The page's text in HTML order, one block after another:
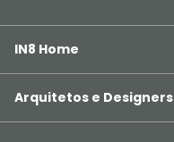
IN8 Home
Arquitetos e Designers